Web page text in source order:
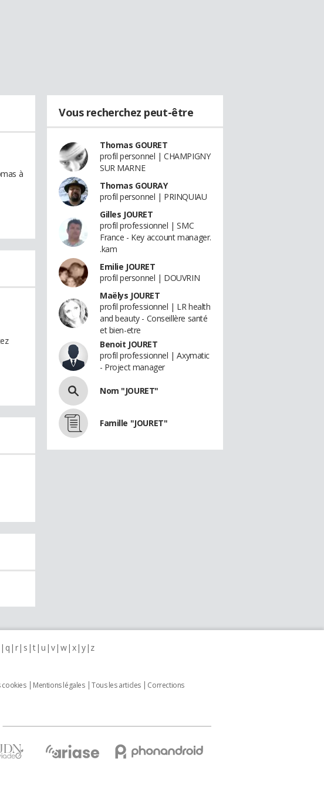
à
Vous recherchez peut-être
Thomas GOURET
profil personnel | CHAMPIGNY
SUR MARNE
Thomas GOURAY
profil personnel | PRINQUIAU
Gilles JOURET
profil professionnel | SMC
France - Key account manager.
.kam
Emilie JOURET
profil personnel | DOUVRIN
Maëlys JOURET
profil professionnel | LR health
and beauty - Conseillère santé
et bien-etre
Benoit JOURET
profil professionnel | Axymatic
- Project manager
Nom "JOURET"
Famille "JOURET"
q r s t u v w x y z
cookies Mentions légales Tous les articles
Corrections